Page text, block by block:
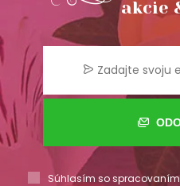
akcie
Súhlasím so spracovaním